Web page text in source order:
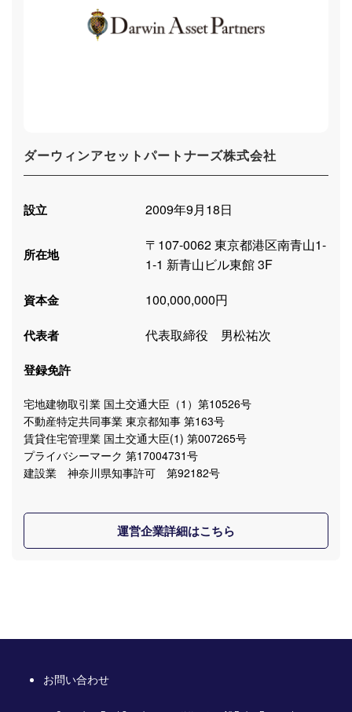
ダーウィンアセットパートナーズ株式会社
設立 2009年9月18日
所在地
〒107-0062 東京都港区南青山1-
1-1 新青山ビル東館 3F
資本金 100,000,000円
代表者 代表取締役 男松祐次
登録免許
宅地建物取引業 国土交通大臣（1）第10526号
不動産特定共同事業 東京都知事 第163号
賃貸住宅管理業 国土交通大臣(1) 第007265号
プライバシーマーク 第17004731号
建設業 神奈川県知事許可 第92182号
運営企業詳細はこちら
お問い合わせ